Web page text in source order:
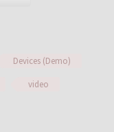
Devices (Demo)
video